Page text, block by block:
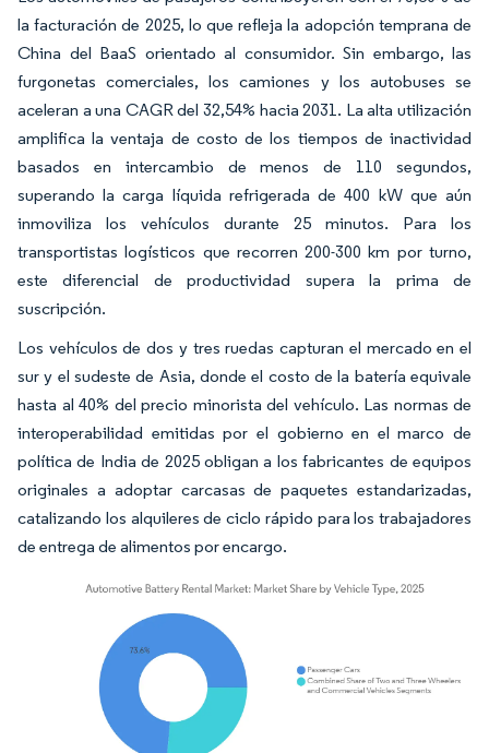
la facturación de 2025, lo que refleja la adopción temprana de
China del BaaS orientado al consumidor. Sin embargo, las
furgonetas comerciales, los camiones y los autobuses se
aceleran a una CAGR del 32,54% hacia 2031. La alta utilización
amplifica la ventaja de costo de los tiempos de inactividad
basados en intercambio de menos de 110 segundos,
superando la carga líquida refrigerada de 400 kW que aún
inmoviliza los vehículos durante 25 minutos. Para los
transportistas logísticos que recorren 200-300 km por turno,
este diferencial de productividad supera la prima de
suscripción.
Los vehículos de dos y tres ruedas capturan el mercado en el
sur y el sudeste de Asia, donde el costo de la batería equivale
hasta al 40% del precio minorista del vehículo. Las normas de
interoperabilidad emitidas por el gobierno en el marco de
política de India de 2025 obligan a los fabricantes de equipos
originales a adoptar carcasas de paquetes estandarizadas,
catalizando los alquileres de ciclo rápido para los trabajadores
de entrega de alimentos por encargo.